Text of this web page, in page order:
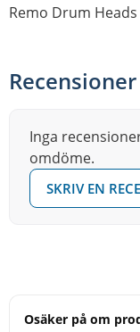
Remo Drum Heads
Recensioner
Inga
omdöme.
SKRIV EN
Osäker på om